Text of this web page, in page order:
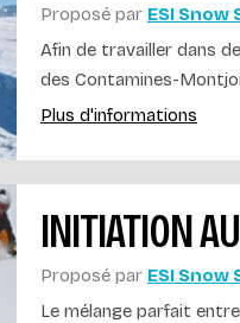
Proposé par ESI Snow
Afin de travailler dans
des Contamines-
Plus d'informations
INITIATION
Proposé par ESI Snow
Le mélange parfait